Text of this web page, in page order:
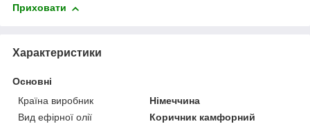
Приховати
Характеристики
Основні
Країна виробник
Німеччина
Вид ефірної олії
Коричник камфорний